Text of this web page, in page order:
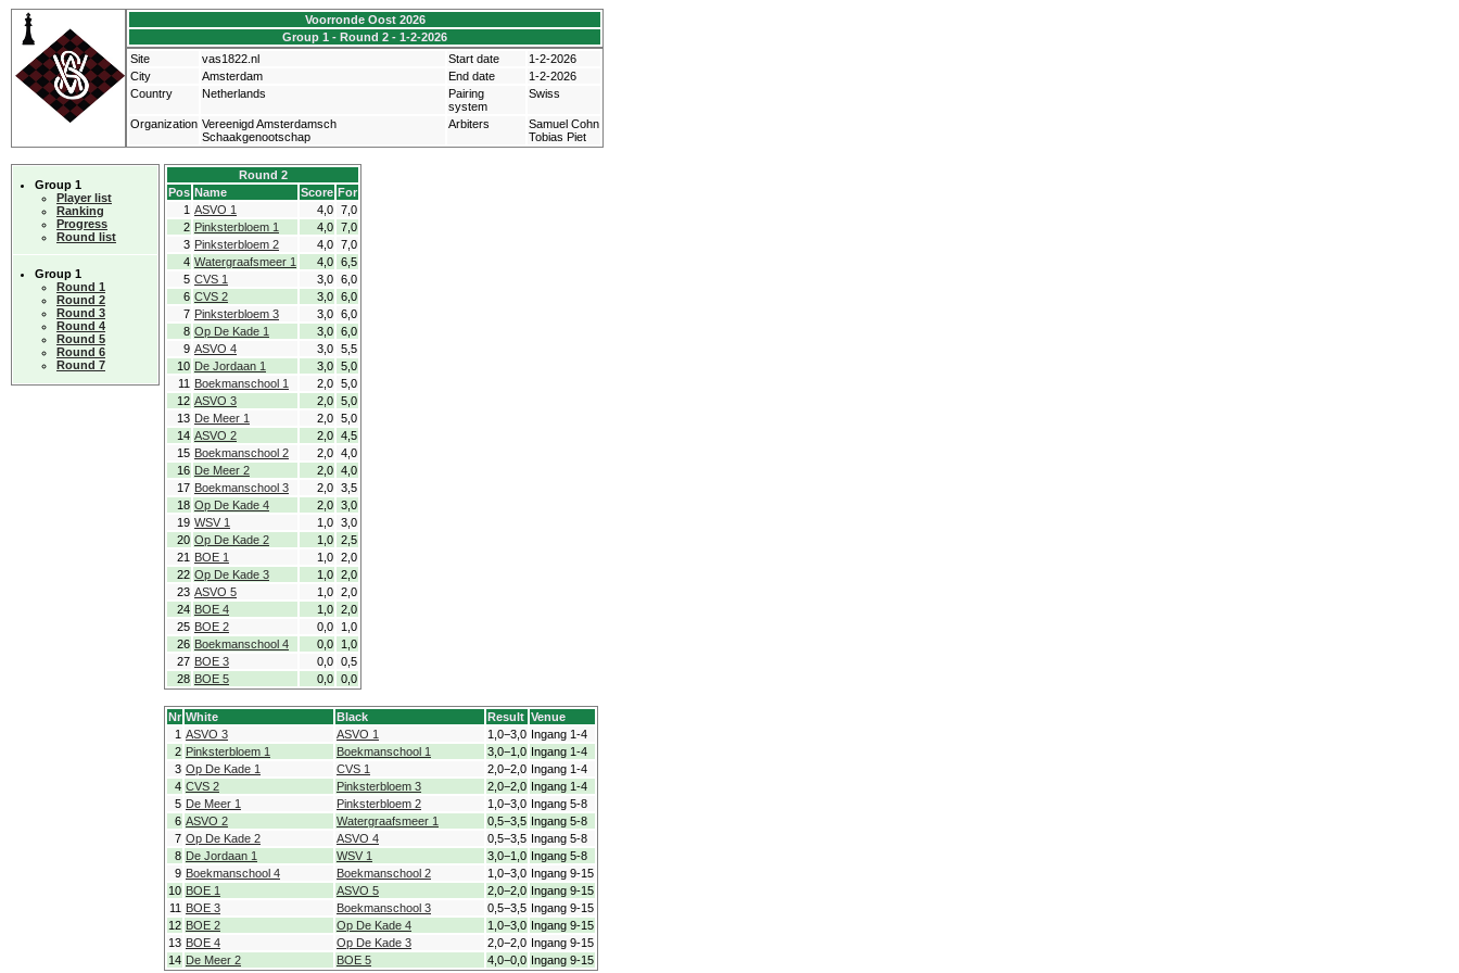
Voorronde Oost 2026
Group 1 - Round 2 - 1-2-2026
Site
vas1822.nl Start date
1-2-2026
City
Amsterdam End date
1-2-2026
Country
Netherlands
Pairing
system
Swiss
Organization Vereenigd Amsterdamsch
Schaakgenootschap
Arbiters
Samuel Cohn
Tobias Piet
Group 1
Player list
Ranking
Progress
Round list
Group 1
Round 1
Round 2
Round 3
Round 4
Round 5
Round 6
Round 7
Round 2
Pos Name Score For
1 ASVO 1 4,0 7,0
2 Pinksterbloem 1 4,0 7,0
3 Pinksterbloem 2 4,0 7,0
4 Watergraafsmeer 1 4,0 6,5
5 CVS 1 3,0 6,0
6 CVS 2 3,0 6,0
7 Pinksterbloem 3 3,0 6,0
8 Op De Kade 1 3,0 6,0
9 ASVO 4 3,0 5,5
10 De Jordaan 1 3,0 5,0
11 Boekmanschool 1 2,0 5,0
12 ASVO 3 2,0 5,0
13 De Meer 1 2,0 5,0
14 ASVO 2 2,0 4,5
15 Boekmanschool 2 2,0 4,0
16 De Meer 2 2,0 4,0
17 Boekmanschool 3 2,0 3,5
18 Op De Kade 4 2,0 3,0
19 WSV 1 1,0 3,0
20 Op De Kade 2 1,0 2,5
21 BOE 1 1,0 2,0
22 Op De Kade 3 1,0 2,0
23 ASVO 5 1,0 2,0
24 BOE 4 1,0 2,0
25 BOE 2 0,0
1,0
26 Boekmanschool 4 0,0
1,0
27 BOE 3 0,0 0,5
28 BOE 5 0,0 0,0
Nr White Black Result Venue
1 ASVO 3 ASVO 1 1,0−3,0 Ingang 1-4
2 Pinksterbloem 1 Boekmanschool 1 3,0−1,0 Ingang 1-4
3 Op De Kade 1 CVS 1 2,0−2,0 Ingang 1-4
4 CVS 2 Pinksterbloem 3 2,0−2,0 Ingang 1-4
5 De Meer 1 Pinksterbloem 2 1,0−3,0 Ingang 5-8
6 ASVO 2 Watergraafsmeer 1 0,5−3,5 Ingang 5-8
7 Op De Kade 2 ASVO 4 0,5−3,5 Ingang 5-8
8 De Jordaan 1 WSV 1 3,0−1,0 Ingang 5-8
9 Boekmanschool 4 Boekmanschool 2 1,0−3,0 Ingang 9-15
10 BOE 1 ASVO 5 2,0−2,0 Ingang 9-15
11 BOE 3 Boekmanschool 3 0,5−3,5 Ingang 9-15
12 BOE 2 Op De Kade 4 1,0−3,0 Ingang 9-15
13 BOE 4 Op De Kade 3 2,0−2,0 Ingang 9-15
14 De Meer 2 BOE 5 4,0−0,0 Ingang 9-15